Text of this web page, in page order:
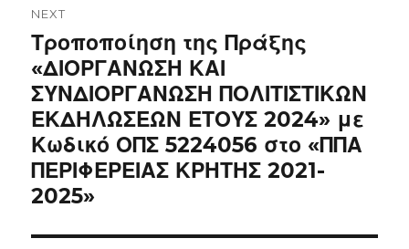
NEXT
Next
post:
Τροποποίηση της Πράξης
«ΔΙΟΡΓΑΝΩΣΗ ΚΑΙ
ΣΥΝΔΙΟΡΓΑΝΩΣΗ ΠΟΛΙΤΙΣΤΙΚΩΝ
ΕΚΔΗΛΩΣΕΩΝ ΕΤΟΥΣ 2024» με
Κωδικό ΟΠΣ 5224056 στο «ΠΠΑ
ΠΕΡΙΦΕΡΕΙΑΣ ΚΡΗΤΗΣ 2021-
2025»